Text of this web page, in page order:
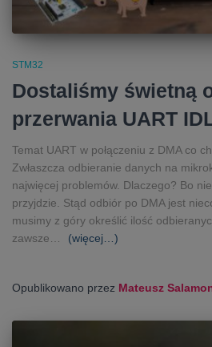
STM32
Dostaliśmy świetną
przerwania UART
Temat UART w połączeniu z DMA co
Zwłaszcza odbieranie danych na
najwięcej problemów. Dlaczego? Bo
przyjdzie. Stąd odbiór po DMA jest
musimy z góry określić ilość
zawsze…
(więcej…)
Opublikowano przez Mateusz